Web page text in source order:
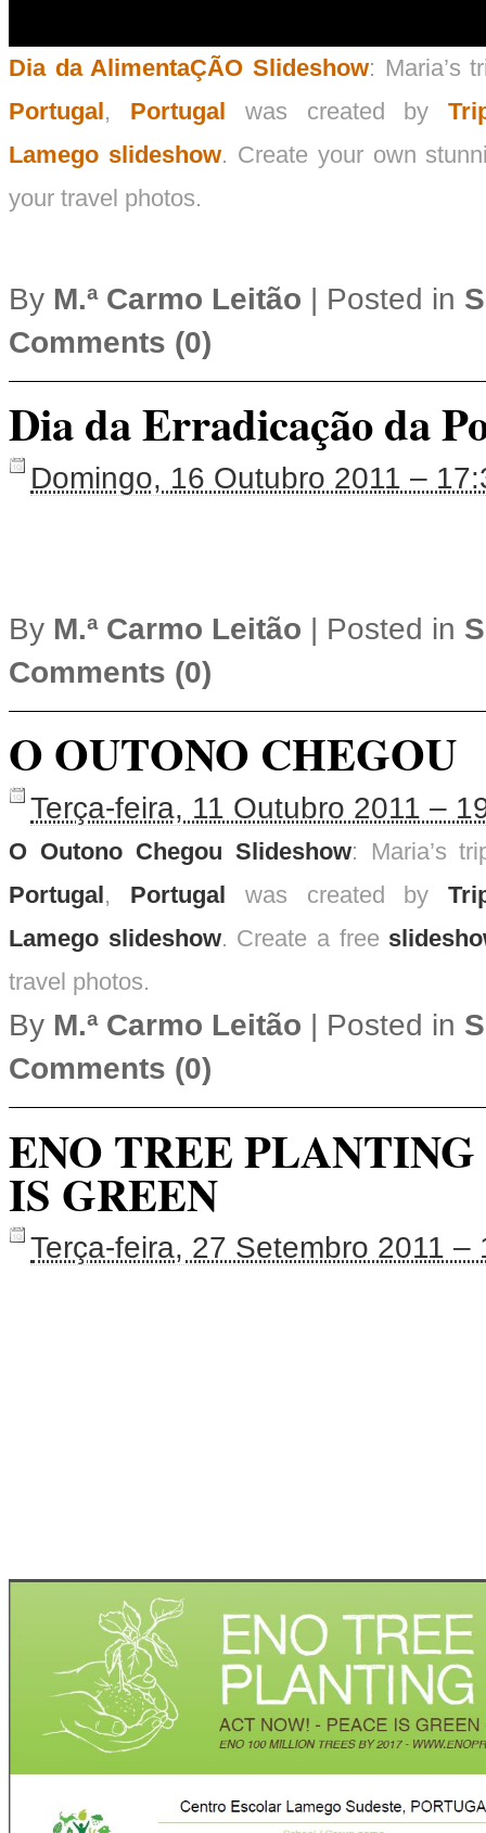
Dia da AlimentaÇÃO Slideshow: Maria’s
Portugal, Portugal was created by
Lamego slideshow. Create your own
your travel photos.
By M.ª Carmo Leitão | Posted in
Comments (0)
Dia da Erradicação da
Domingo, 16 Outubro 2011 –
By M.ª Carmo Leitão | Posted in
Comments (0)
O OUTONO CHEGOU
Terça-feira, 11 Outubro 2011 –
O Outono Chegou Slideshow: Maria’s
Portugal, Portugal was created by
Lamego slideshow. Create a free
travel photos.
By M.ª Carmo Leitão | Posted in
Comments (0)
ENO TREE
IS GREEN
Terça-feira, 27 Setembro 2011 –